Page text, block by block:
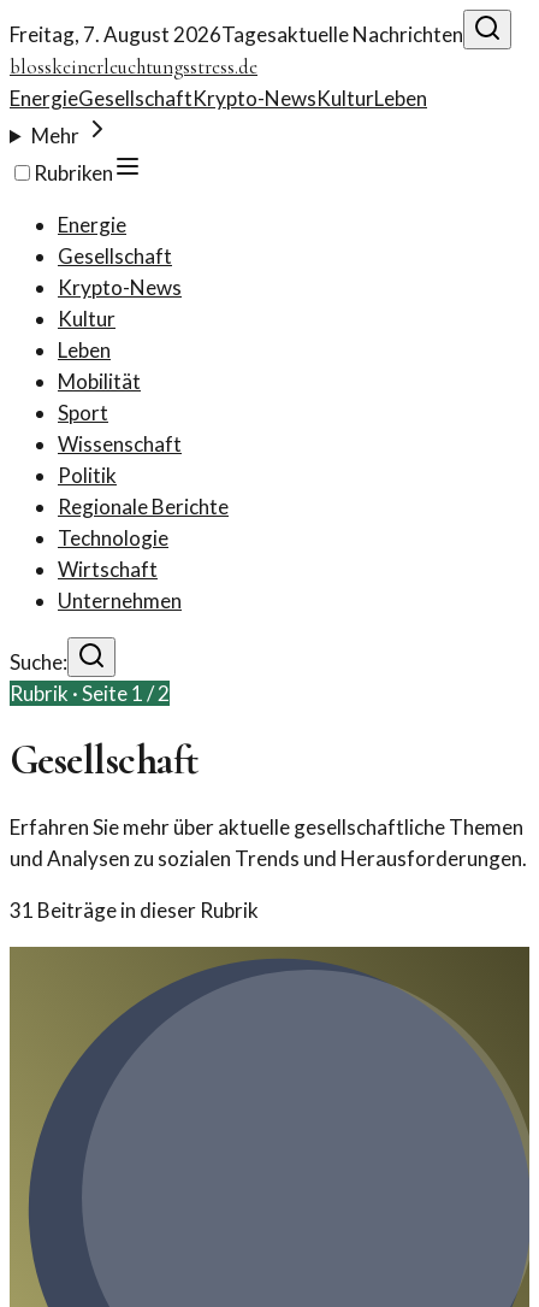
Freitag, 7. August 2026Tagesaktuelle Nachrichten
blosskeinerleuchtungsstress.de
EnergieGesellschaftKrypto-NewsKulturLeben
Mehr
Rubriken
Energie
Gesellschaft
Krypto-News
Kultur
Leben
Mobilität
Sport
Wissenschaft
Politik
Regionale Berichte
Technologie
Wirtschaft
Unternehmen
Suche:
Rubrik · Seite1/2
Gesellschaft
Erfahren Sie mehr über aktuelle gesellschaftliche Themen
und Analysen zu sozialen Trends und Herausforderungen.
31 Beiträge in dieser Rubrik